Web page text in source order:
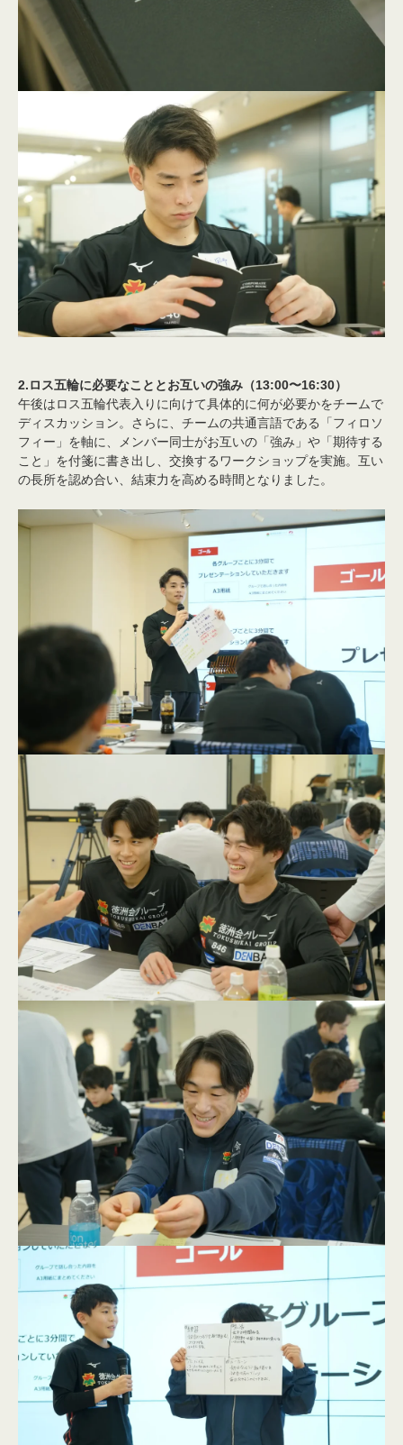
2.ロス五輪に必要なこととお互いの強み（13:00〜16:30）
午後はロス五輪代表入りに向けて具体的に何が必要かをチームで
ディスカッション。さらに、チームの共通言語である「フィロソ
フィー」を軸に、メンバー同士がお互いの「強み」や「期待する
こと」を付箋に書き出し、交換するワークショップを実施。互い
の長所を認め合い、結束力を高める時間となりました。